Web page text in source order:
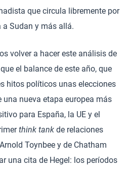
que circula libremente por
Sudan y más allá.
volver a hacer este análisis de
el balance de este año, que
hitos políticos unas elecciones
una nueva etapa europea más
para España, la UE y el
think tank de relaciones
Toynbee y de Chatham
una cita de Hegel: los períodos